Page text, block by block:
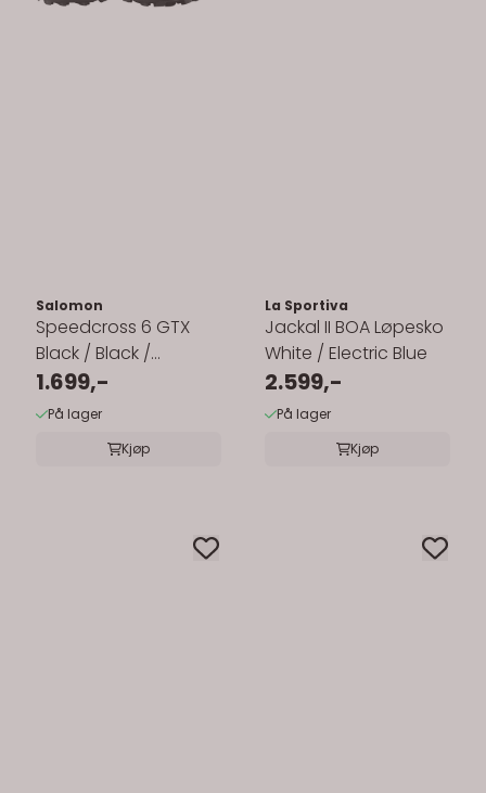
Salomon
Speedcross 6 GTX
Black / Black /
Phantom
1.699,-
På lager
Kjøp
La Sportiva
Jackal II BOA Løpesko
White / Electric Blue
2.599,-
På lager
Kjøp